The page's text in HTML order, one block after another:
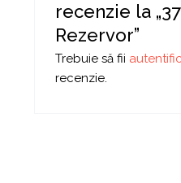
recenzie la
Rezervor”
Trebuie să fii
recenzie.